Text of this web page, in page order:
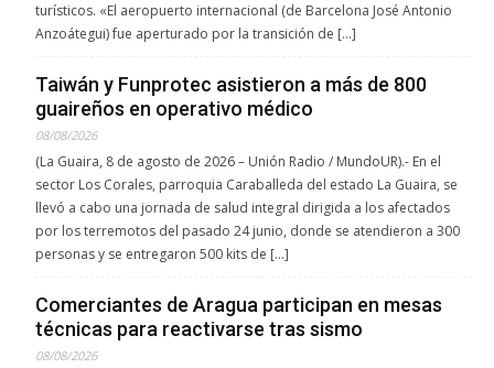
turísticos. «El aeropuerto internacional (de Barcelona José Antonio
Anzoátegui) fue aperturado por la transición de […]
Taiwán y Funprotec asistieron a más de 800
guaireños en operativo médico
08/08/2026
(La Guaira, 8 de agosto de 2026 – Unión Radio / MundoUR).- En el
sector Los Corales, parroquia Caraballeda del estado La Guaira, se
llevó a cabo una jornada de salud integral dirigida a los afectados
por los terremotos del pasado 24 junio, donde se atendieron a 300
personas y se entregaron 500 kits de […]
Comerciantes de Aragua participan en mesas
técnicas para reactivarse tras sismo
08/08/2026